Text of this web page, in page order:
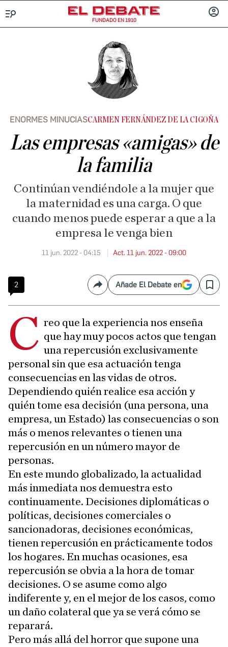
FUNDADO EN 1910
ENORMES MINUCIASCARMEN FERNÁNDEZ DE LA CIGOÑA
Las empresas «amigas» de
la familia
Continúan vendiéndole a la mujer que
la maternidad es una carga. O que
cuando menos puede esperar a que a la
empresa le venga bien
11 jun. 2022 - 04:15 Act. 11 jun. 2022 - 09:00
2 CompartirAñade El Debate en Save
C reo que la experiencia nos enseña
que hay muy pocos actos que tengan
una repercusión exclusivamente
personal sin que esa actuación tenga
consecuencias en las vidas de otros.
Dependiendo quién realice esa acción y
quién tome esa decisión (una persona, una
empresa, un Estado) las consecuencias o son
más o menos relevantes o tienen una
repercusión en un número mayor de
personas.
En este mundo globalizado, la actualidad
más inmediata nos demuestra esto
continuamente. Decisiones diplomáticas o
políticas, decisiones comerciales o
sancionadoras, decisiones económicas,
tienen repercusión en prácticamente todos
los hogares. En muchas ocasiones, esa
repercusión se obvia a la hora de tomar
decisiones. O se asume como algo
indiferente y, en el mejor de los casos, como
un daño colateral que ya se verá cómo se
reparará.
Pero más allá del horror que supone una